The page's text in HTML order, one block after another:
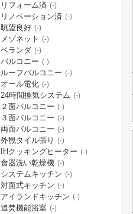
リフォーム済 (-)
リノベーション済 (-)
眺望良好 (-)
メゾネット (-)
ベランダ (-)
バルコニー (-)
ルーフバルコニー (-)
オール電化 (-)
24時間換気システム (-)
２面バルコニー (-)
３面バルコニー (-)
両面バルコニー (-)
外観タイル張り (-)
IHクッキングヒーター (-)
食器洗い乾燥機 (-)
システムキッチン (-)
対面式キッチン (-)
アイランドキッチン (-)
追焚機能浴室 (-)